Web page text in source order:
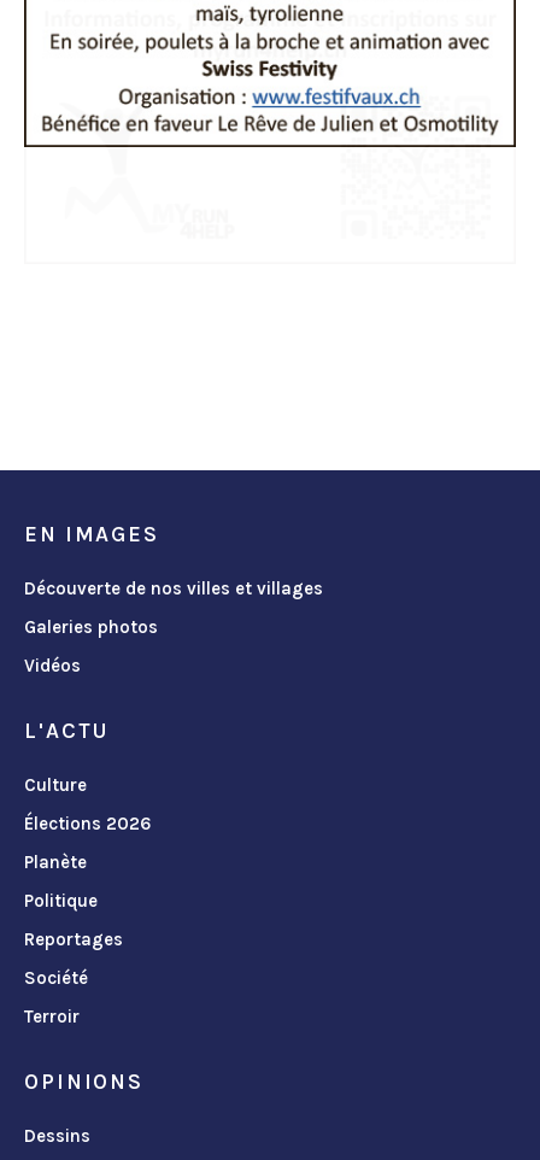
EN IMAGES
Découverte de nos villes et villages
Galeries photos
Vidéos
L'ACTU
Culture
Élections 2026
Planète
Politique
Reportages
Société
Terroir
OPINIONS
Dessins